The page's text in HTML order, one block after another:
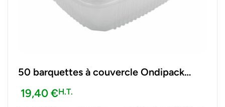
50 barquettes à couvercle Ondipack
1200 ml
19,40€H.T.